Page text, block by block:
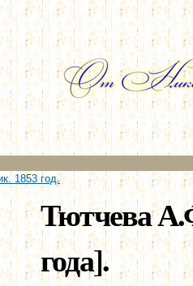
1853 год.
Тютчева
года].